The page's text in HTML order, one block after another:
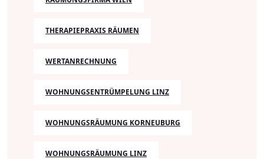
THERAPIEPRAXIS RÄUMEN
WERTANRECHNUNG
WOHNUNGSENTRÜMPELUNG LINZ
WOHNUNGSRÄUMUNG KORNEUBURG
WOHNUNGSRÄUMUNG LINZ